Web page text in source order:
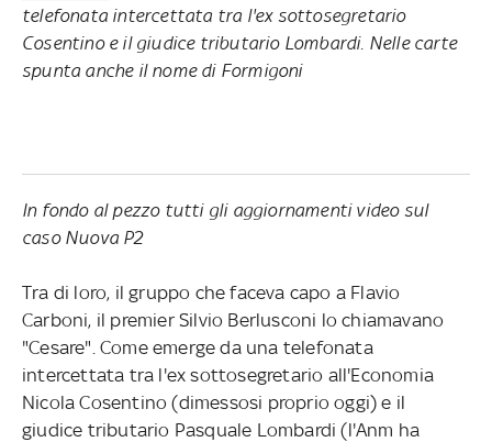
telefonata intercettata tra l'ex sottosegretario
Cosentino e il giudice tributario Lombardi. Nelle carte
spunta anche il nome di Formigoni
In fondo al pezzo tutti gli aggiornamenti video sul
caso Nuova P2
Tra di loro, il gruppo che faceva capo a Flavio
Carboni, il premier Silvio Berlusconi lo chiamavano
"Cesare". Come emerge da una telefonata
intercettata tra l'ex sottosegretario all'Economia
Nicola Cosentino (dimessosi proprio oggi) e il
giudice tributario Pasquale Lombardi (l'Anm ha